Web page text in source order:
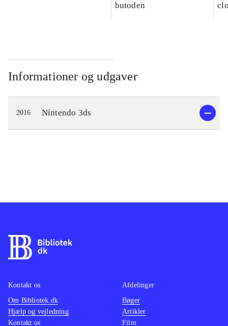
butoden
Informationer og udgaver
2016 Nintendo 3ds
Kontakt os
Om Bibliotek.dk
Hjælp og vejledning
Kontakt os
Afdelinger
Bøger
Artikler
Film